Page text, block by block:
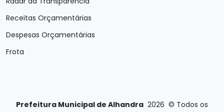
Receitas Orçamentárias
Despesas Orçamentárias
Frota
Prefeitura Municipal de Alhandra 2026 © Todos os